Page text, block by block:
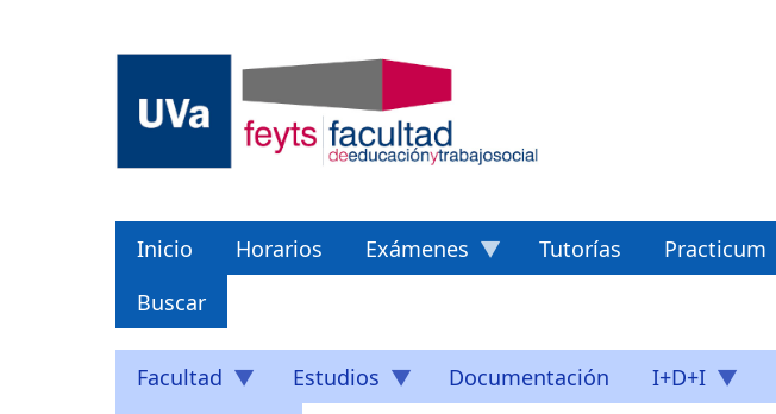
Inicio Horarios Exámenes Tutorías Practicum
Buscar
Facultad Estudios Documentación I+D+I